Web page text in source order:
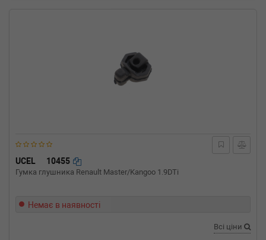
UCEL 10455
Гумка глушника Renault Master/Kangoo 1.9DTi
Немає в наявності
Всі ціни